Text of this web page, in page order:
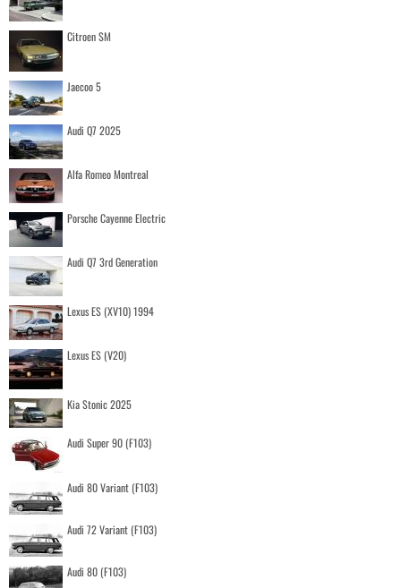
Citroen SM
Jaecoo 5
Audi Q7 2025
Alfa Romeo Montreal
Porsche Cayenne Electric
Audi Q7 3rd Generation
Lexus ES (XV10) 1994
Lexus ES (V20)
Kia Stonic 2025
Audi Super 90 (F103)
Audi 80 Variant (F103)
Audi 72 Variant (F103)
Audi 80 (F103)